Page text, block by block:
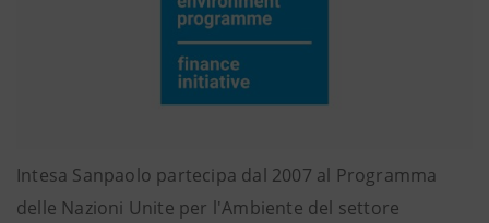
Intesa Sanpaolo partecipa dal 2007 al Programma
delle Nazioni Unite per l'Ambiente del settore